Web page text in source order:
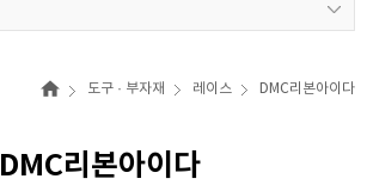
도구 · 부자재 레이스 DMC리본아이다
DMC리본아이다